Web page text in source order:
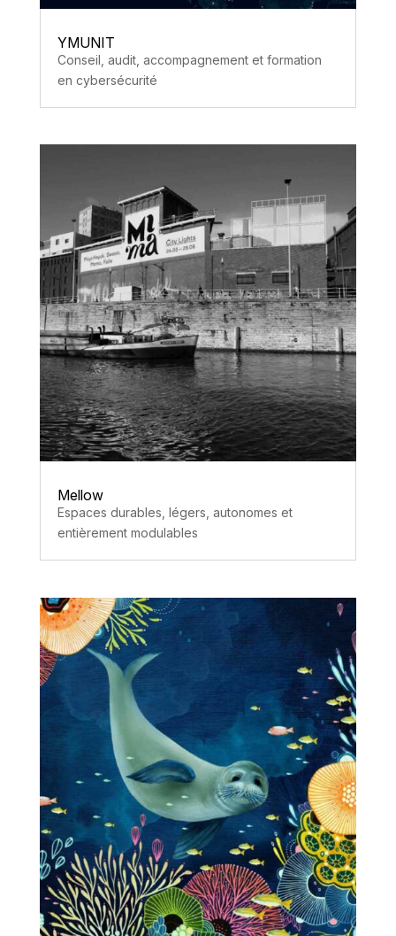
YMUNIT
Conseil, audit, accompagnement et formation
en cybersécurité
Mellow
Espaces durables, légers, autonomes et
entièrement modulables